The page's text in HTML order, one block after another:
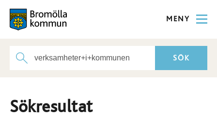
MENY
Sökresultat